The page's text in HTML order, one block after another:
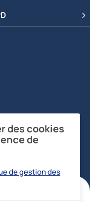
des cookies
de
de gestion des